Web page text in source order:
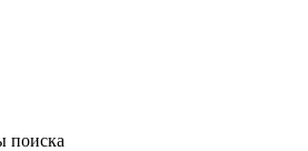
поиска